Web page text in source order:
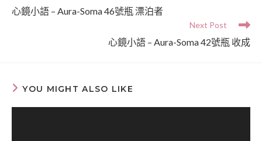
心鏡小語 – Aura-Soma 46號瓶 漂泊者
Next Post
心鏡小語 – Aura-Soma 42號瓶 收成
YOU MIGHT ALSO LIKE